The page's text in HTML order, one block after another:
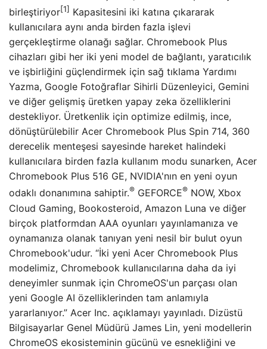
birleştiriyor[1] Kapasitesini iki katına çıkararak
kullanıcılara aynı anda birden fazla işlevi
gerçekleştirme olanağı sağlar. Chromebook Plus
cihazları gibi her iki yeni model de bağlantı, yaratıcılık
ve işbirliğini güçlendirmek için sağ tıklama Yardımı
Yazma, Google Fotoğraflar Sihirli Düzenleyici, Gemini
ve diğer gelişmiş üretken yapay zeka özelliklerini
destekliyor. Üretkenlik için optimize edilmiş, ince,
dönüştürülebilir Acer Chromebook Plus Spin 714, 360
derecelik menteşesi sayesinde hareket halindeki
kullanıcılara birden fazla kullanım modu sunarken, Acer
Chromebook Plus 516 GE, NVIDIA'nın en yeni oyun
odaklı donanımına sahiptir.® GEFORCE® NOW, Xbox
Cloud Gaming, Bookosteroid, Amazon Luna ve diğer
birçok platformdan AAA oyunları yayınlamanıza ve
oynamanıza olanak tanıyan yeni nesil bir bulut oyun
Chromebook'udur. “İki yeni Acer Chromebook Plus
modelimiz, Chromebook kullanıcılarına daha da iyi
deneyimler sunmak için ChromeOS'un parçası olan
yeni Google AI özelliklerinden tam anlamıyla
yararlanıyor.” Acer Inc. açıklamayı yayınladı. Dizüstü
Bilgisayarlar Genel Müdürü James Lin, yeni modellerin
ChromeOS ekosisteminin gücünü ve esnekliğini ve